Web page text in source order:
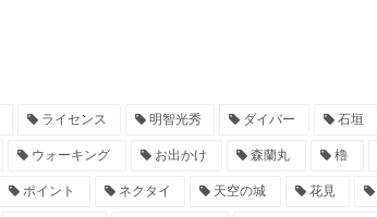
ライセンス 明智光秀 ダイバー 石垣
ウォーキング お出かけ 森蘭丸 櫓
ポイント ネクタイ 天空の城 花見